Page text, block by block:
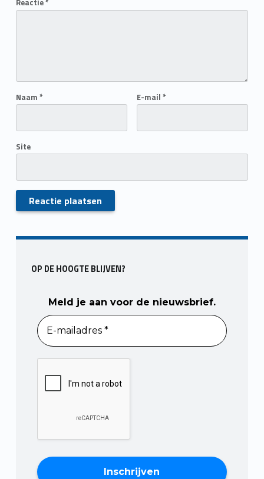
Reactie*
Naam * E-mail *
Site
OP DE HOOGTE BLIJVEN?
Meld je aan voor de nieuwsbrief.